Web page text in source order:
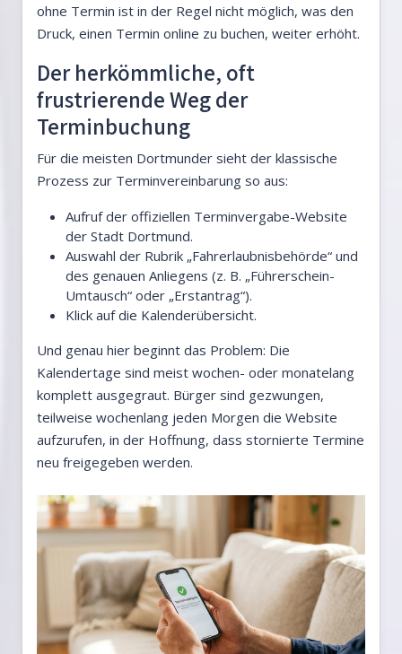
ohne Termin ist in der Regel nicht möglich, was den
Druck, einen Termin online zu buchen, weiter erhöht.
Der herkömmliche, oft
frustrierende Weg der
Terminbuchung
Für die meisten Dortmunder sieht der klassische
Prozess zur Terminvereinbarung so aus:
Aufruf der offiziellen Terminvergabe-Website
der Stadt Dortmund.
Auswahl der Rubrik „Fahrerlaubnisbehörde“ und
des genauen Anliegens (z. B. „Führerschein-
Umtausch“ oder „Erstantrag“).
Klick auf die Kalenderübersicht.
Und genau hier beginnt das Problem: Die
Kalendertage sind meist wochen- oder monatelang
komplett ausgegraut. Bürger sind gezwungen,
teilweise wochenlang jeden Morgen die Website
aufzurufen, in der Hoffnung, dass stornierte Termine
neu freigegeben werden.